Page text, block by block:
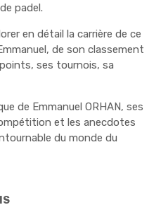
padel.
en détail la carrière de ce
de son classement
ses tournois, sa
de Emmanuel ORHAN, ses
et les anecdotes
du monde du